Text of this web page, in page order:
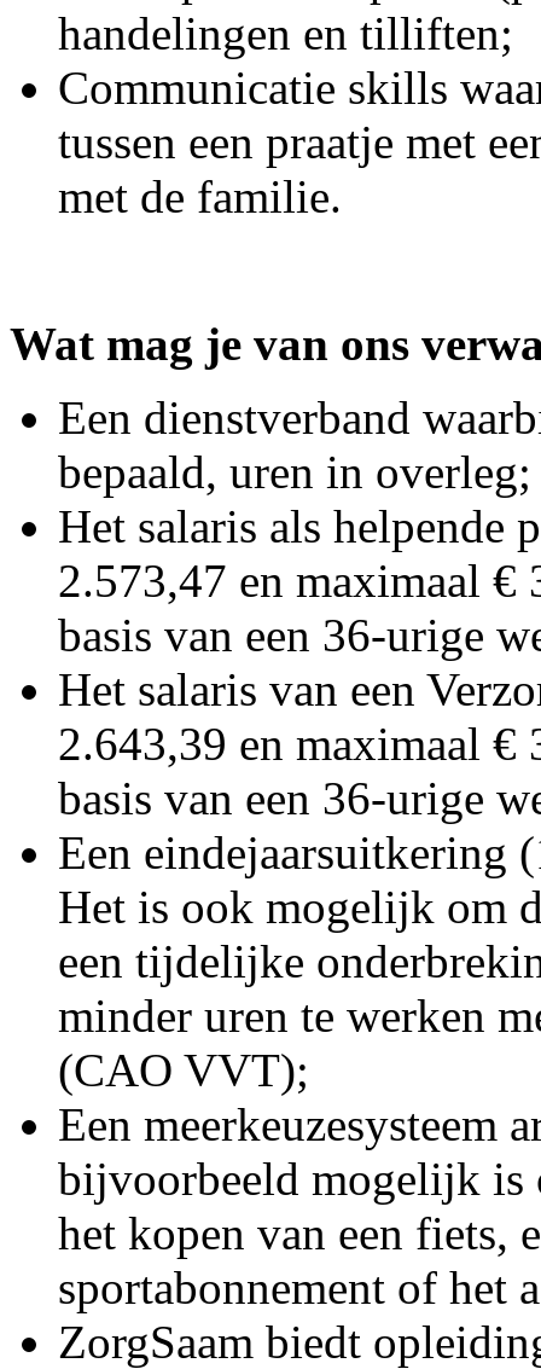
handelingen en tilliften;
Communicatie skills
tussen een praatje met
met de familie.
Wat mag je van ons
Een dienstverband
bepaald, uren in overleg;
Het salaris als helpende
2.573,47 en maximaal €
basis van een 36-urige
Het salaris van een
2.643,39 en maximaal €
basis van een 36-urige
Een eindejaarsuitkering
Het is ook mogelijk om
een tijdelijke
minder uren te werken
(CAO VVT);
Een meerkeuzesysteem
bijvoorbeeld mogelijk is
het kopen van een fiets,
sportabonnement of het
ZorgSaam biedt